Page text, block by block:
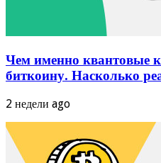
Около 100
году. Какие самые
2 недели ago
Блокчейн Zcash
уязвимости. Что